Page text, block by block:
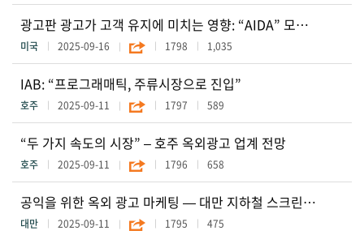
광고판 광고가 고객 유지에 미치는 영향: “AIDA” 모델을 “AIDAR”로 확장 2023년 주의 분산 운전(Distracted Driving in 2023)
미국 2025-09-16 1798 1,035
IAB: “프로그래매틱, 주류시장으로 진입”
호주 2025-09-11 1797 589
“두 가지 속도의 시장” – 호주 옥외광고 업계 전망
호주 2025-09-11 1796 658
공익을 위한 옥외 광고 마케팅 — 대만 지하철 스크린의 새로운 메시지
대만 2025-09-11 1795 475